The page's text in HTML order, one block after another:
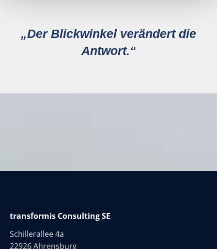
„Der Blickwinkel verändert die
Antwort.“
transformis Consulting SE
Schillerallee 4a
22926 Ahrensburg